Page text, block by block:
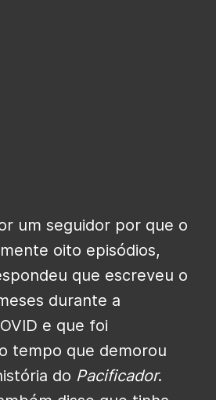
um seguidor por que o
oito episódios,
que escreveu o
durante a
e que foi
tempo que demorou
do Pacificador.